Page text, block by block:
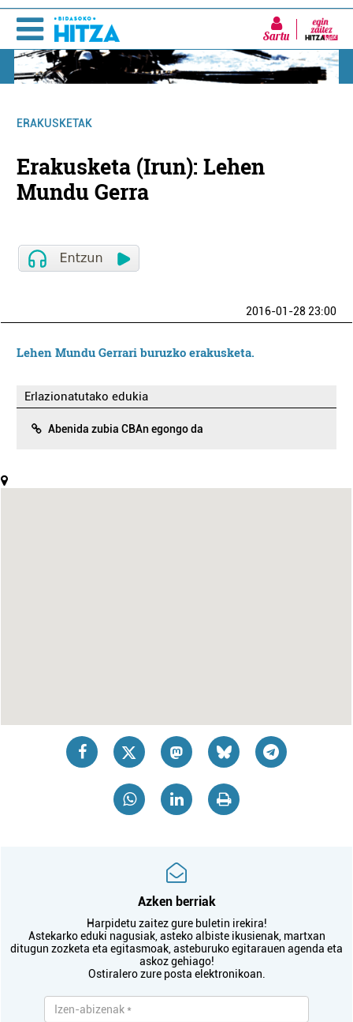
Sartu
ERAKUSKETAK
Erakusketa (Irun): Lehen
Mundu Gerra
2016-01-28 23:00
Lehen Mundu Gerrari buruzko erakusketa.
Erlazionatutako edukia
Abenida zubia CBAn egongo da
Azken berriak
Harpidetu zaitez gure buletin irekira!
Astekarko eduki nagusiak, asteko albiste ikusienak, martxan
ditugun zozketa eta egitasmoak, asteburuko egitarauen agenda eta
askoz gehiago!
Ostiralero zure posta elektronikoan.